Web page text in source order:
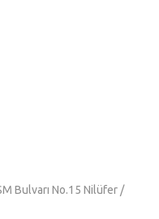
Bulvarı No.15 Nilüfer /